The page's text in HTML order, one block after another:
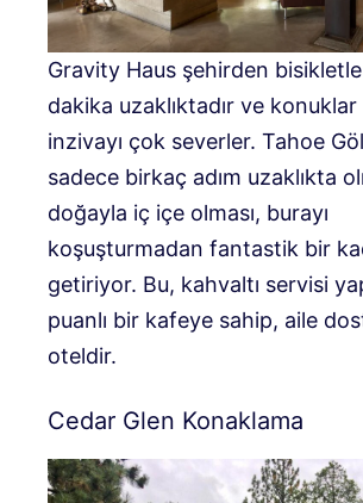
Gravity Haus şehirden bisikletle
dakika uzaklıktadır ve
inzivayı çok severler. Tahoe
sadece birkaç adım uzaklıkta
doğayla iç içe olması, burayı
koşuşturmadan fantastik bir
getiriyor. Bu, kahvaltı servisi
puanlı bir kafeye sahip, aile
oteldir.
Cedar Glen Konaklama